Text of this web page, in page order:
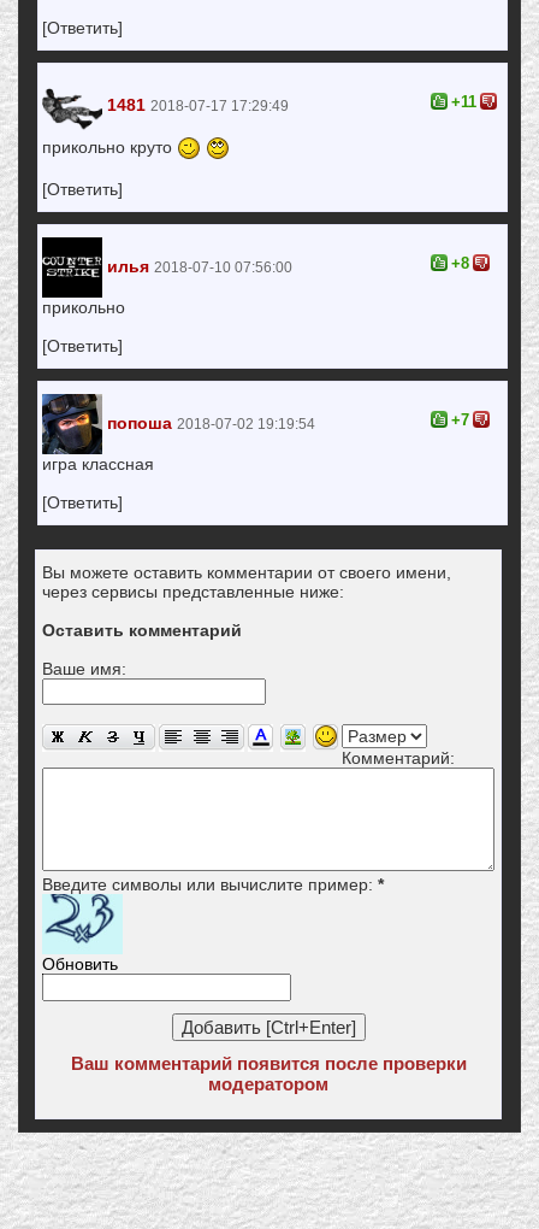
[Ответить]
1481 2018-07-17 17:29:49
прикольно круто
[Ответить]
+11
илья 2018-07-10 07:56:00
прикольно
[Ответить]
+8
попоша 2018-07-02 19:19:54
игра классная
[Ответить]
+7
Вы можете оставить комментарии от своего имени,
через сервисы представленные ниже:
Оставить комментарий
Ваше имя:
Комментарий:
Введите символы или вычислите пример: *
Обновить
Ваш комментарий появится после проверки
модератором